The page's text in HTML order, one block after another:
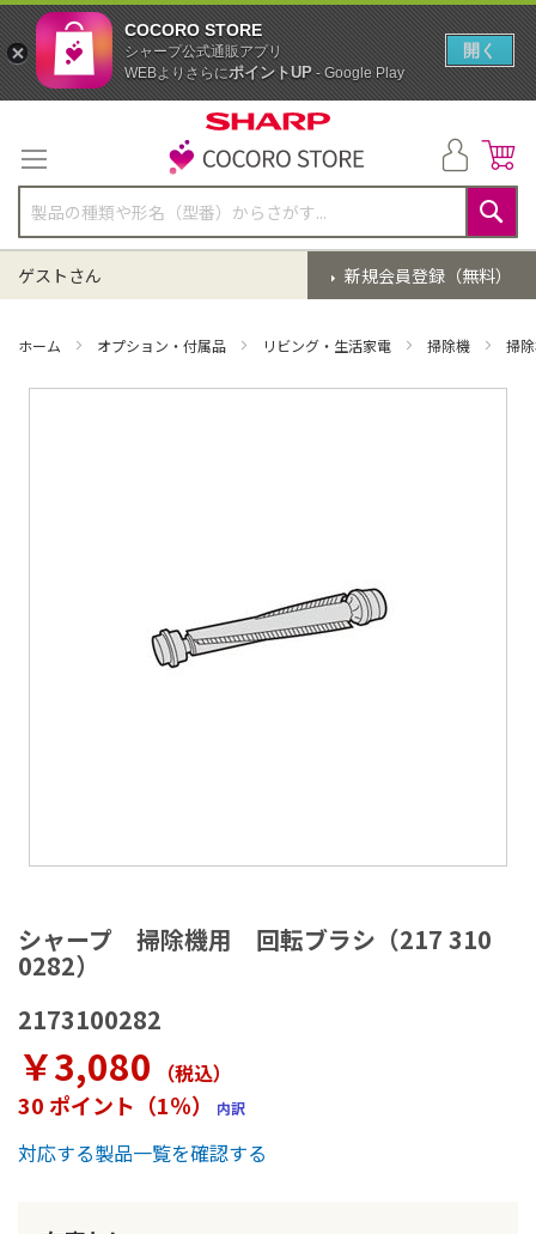
テ
ン
ツ
に
ス
キ
ッ
検
索
新規会員登録（無料）
ゲストさん
ホーム オプション・付属品 リビング・生活家電 掃除機 掃
シャープ 掃除機用 回転ブラシ（217 310
0282）
2173100282
￥3,080 （税込）
30 ポイント（1％） 内訳
対応する製品一覧を確認する
メ
ー
ジ
ャ
リ
ー
の
最
初
COCORO STORE
シャープ公式通販アプリ
WEBよりさらにポイントUP- Google Play
開く